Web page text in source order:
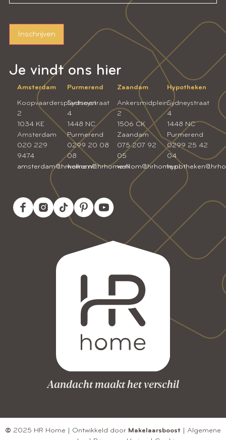
Je vindt ons hier
Amsterdam
Koopvaardersplantsoen
2
1034 KE
Amsterdam
020 229
9474
amsterdam@hrhome.nl
Purmerend
Sydneystraat
4
1448 NC
Purmerend
0299 20 08
08
welkom@hrhome.nl
Zaandam
Ankersmidplein
2
1506 CK
Zaandam
075 207 92
05
welkom@hrhome.nl
Hypotheken
Sydneystraat
4
1448 NC
Purmerend
0299 25 42
04
Inschrijven
Aandacht maakt het verschil
© 2025 HR Home | Ontwikkeld door Makelaarsboost | Algemene